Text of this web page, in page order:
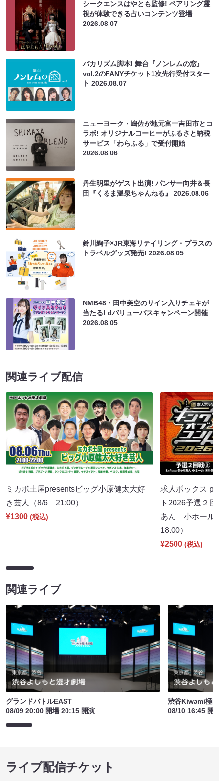
シークエンスはやとも監修! ペアリング霊
視が体験できる占いコンテンツ登場
2026.08.07
バカリズム脚本! 舞台『ノンレムの窓』
vol.2のFANYチケット1次先行受付スター
ト2026.08.07
ニューヨーク・嶋佐が地元富士吉田市とコ
ラボ! オリジナルコーヒーがふるさと納税
サービス「わらふる」で受付開始
2026.08.06
丹生明里がゲスト出演! パンサー向井＆長
田『くるま温泉ちゃんねる』2026.08.06
鈴川絢子×JR東海リテイリング・プラスの
トラベルグッズ発売!2026.08.05
NMB48・田中美空のサイン入りチェキが
当たる! dバリューパスキャンペーン開催
2026.08.05
関連ライブ配信
ミカボ土屋presentsビッグ小原健太大好
き芸人（8/6 21:00）
¥1300 (税込)
求人ボックス
ト2026予選２
あん 小ホール
18:00）
¥2500 (税込)
関連ライブ
グランドバトルEAST
08/09 20:00 開場 20:15 開演
渋谷Kiwami極
08/10 16:45 開
ライブ配信チケット